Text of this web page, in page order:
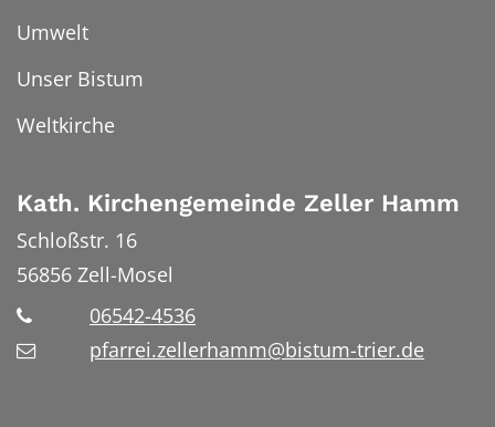
Umwelt
Unser Bistum
Weltkirche
Kath. Kirchengemeinde Zeller Hamm
Schloßstr. 16
56856 Zell-Mosel
06542-4536
pfarrei.zellerhamm@bistum-trier.de